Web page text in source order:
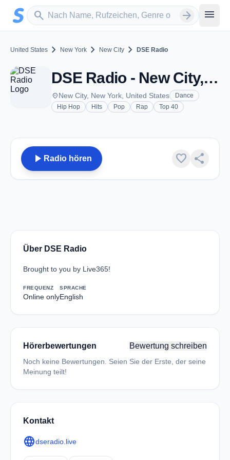
Zum Hauptinhalt springen
search
Sender suchen arrow_forward menu
United States chevron_right New York chevron_right New City chevron_right DSE Radio
DSE Radio - New City, NY
placeNew City, New York, United States
Dance
Hip Hop
Hits Pop Rap Top 40
play_arrow Radio hören favorite share
Über DSE Radio
Brought to you by Live365!
FREQUENZ
Online only
SPRACHE
English
Hörerbewertungen Bewertung schreiben
Noch keine Bewertungen. Seien Sie der Erste, der seine
Meinung teilt!
Kontakt
languagedseradio.live